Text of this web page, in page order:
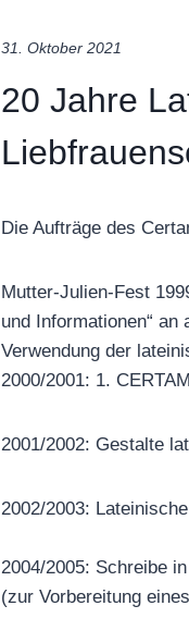
31. Oktober 2021
20 Jahre
Die Aufträge des
Mutter-Julien-Fest
und Informationen“
Verwendung der
2000/2001: 1.
2001/2002: Gestalte
2002/2003:
2004/2005: Schreibe
(zur Vorbereitung